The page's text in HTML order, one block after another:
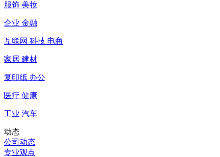
服饰 美妆
企业 金融
互联网 科技 电商
家居 建材
复印纸 办公
医疗 健康
工业 汽车
动态
公司动态
专业观点